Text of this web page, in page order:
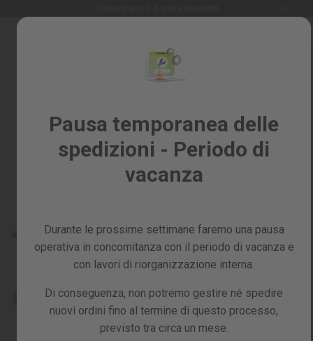
Pausa temporanea delle
spedizioni - Periodo di
vacanza
Durante le prossime settimane faremo una pausa
operativa in concomitanza con il periodo di vacanza e
con lavori di riorganizzazione interna.
Di conseguenza, non potremo gestire né spedire
nuovi ordini fino al termine di questo processo,
previsto tra circa un mese.
Salta
prodotti
Giardino
Ricambi